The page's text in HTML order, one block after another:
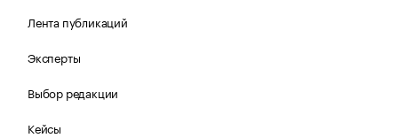
Лента публикаций
Эксперты
Выбор редакции
Кейсы